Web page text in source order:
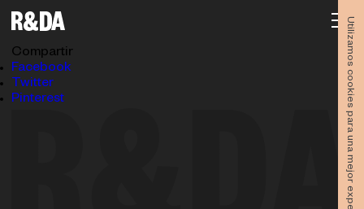
10.06.2021
Compartir
Facebook
Twitter
Pinterest